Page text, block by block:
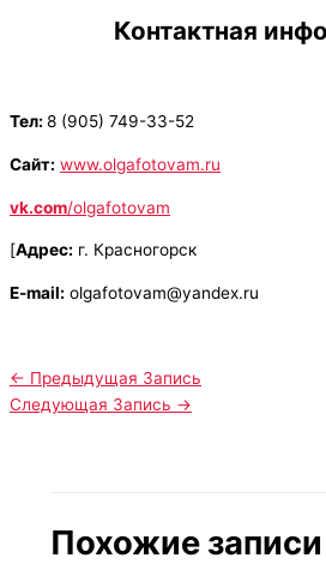
Контактная
Тел: 8 (905) 749-33-52
Сайт: www.olgafotovam.ru
vk.com/olgafotovam
[Адрес: г. Красногорск
E-mail: olgafotovam@yandex.ru
← Предыдущая Запись
Следующая Запись →
Похожие записи